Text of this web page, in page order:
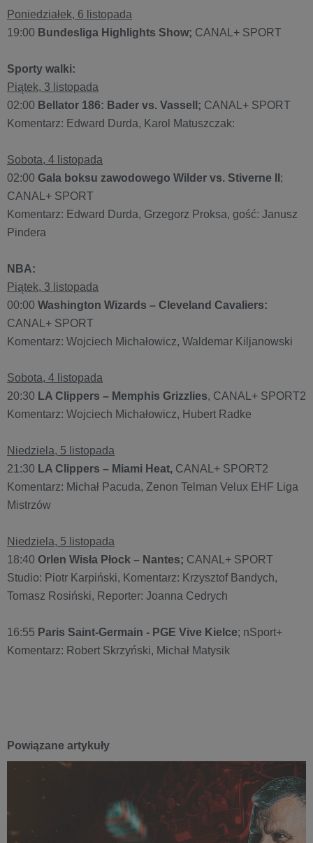
Poniedziałek, 6 listopada
19:00 Bundesliga Highlights Show; CANAL+ SPORT
Sporty walki:
Piątek, 3 listopada
02:00 Bellator 186: Bader vs. Vassell; CANAL+ SPORT
Komentarz: Edward Durda, Karol Matuszczak:
Sobota, 4 listopada
02:00 Gala boksu zawodowego Wilder vs. Stiverne II ;
CANAL+ SPORT
Komentarz: Edward Durda, Grzegorz Proksa, gość: Janusz
Pindera
NBA:
Piątek, 3 listopada
00:00 Washington Wizards – Cleveland Cavaliers:
CANAL+ SPORT
Komentarz: Wojciech Michałowicz, Waldemar Kiljanowski
Sobota, 4 listopada
20:30 LA Clippers – Memphis Grizzlies, CANAL+ SPORT2
Komentarz: Wojciech Michałowicz, Hubert Radke
Niedziela, 5 listopada
21:30 LA Clippers – Miami Heat, CANAL+ SPORT2
Komentarz: Michał Pacuda, Zenon Telman Velux EHF Liga
Mistrzów
Niedziela, 5 listopada
18:40 Orlen Wisła Płock – Nantes; CANAL+ SPORT
Studio: Piotr Karpiński, Komentarz: Krzysztof Bandych,
Tomasz Rosiński, Reporter: Joanna Cedrych
16:55 Paris Saint-Germain - PGE Vive Kielce; nSport+
Komentarz: Robert Skrzyński, Michał Matysik
Powiązane artykuły